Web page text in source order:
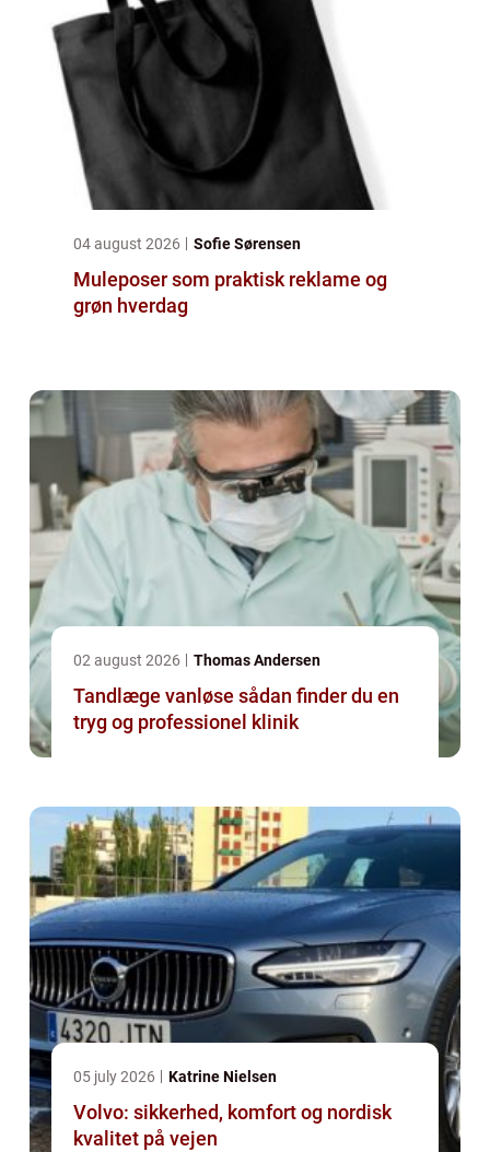
04 august 2026 Sofie Sørensen
Muleposer som praktisk reklame og
grøn hverdag
02 august 2026 Thomas Andersen
Tandlæge vanløse sådan finder du en
tryg og professionel klinik
05 july 2026 Katrine Nielsen
Volvo: sikkerhed, komfort og nordisk
kvalitet på vejen